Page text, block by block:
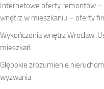
Internetowe oferty remontów –
wnętrz w mieszkaniu – oferty
Wykończenia wnętrz Wrocław.
mieszkań
Głębokie zrozumienie
wyzwania